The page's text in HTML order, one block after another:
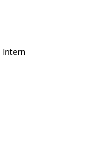
Intern